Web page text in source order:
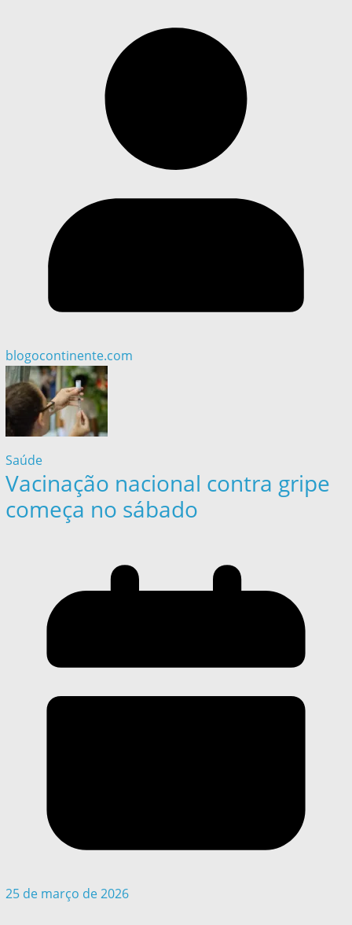
blogocontinente.com
Saúde
Vacinação nacional contra gripe
começa no sábado
25 de março de 2026